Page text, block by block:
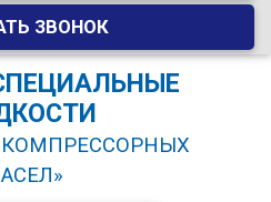
ЗВОНОК